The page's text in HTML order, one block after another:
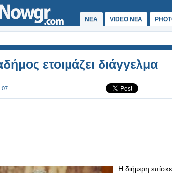
ΝΕΑ VIDEO NEA
ετοιμάζει διάγγελμα
Η διήμερη